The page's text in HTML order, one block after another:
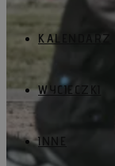
KALENDARZ
WYCIECZKI
INNE